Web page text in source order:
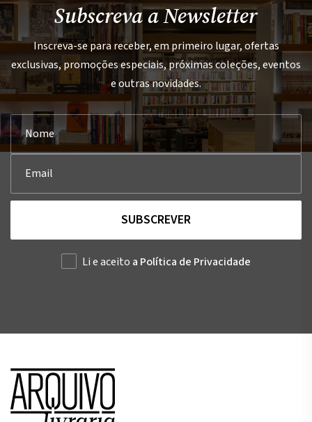
Subscreva a Newsletter
Inscreva-se para receber, em primeiro lugar, ofertas
exclusivas, promoções especiais, próximas coleções, eventos
e outras novidades.
SUBSCREVER
Li e aceito a Política de Privacidade